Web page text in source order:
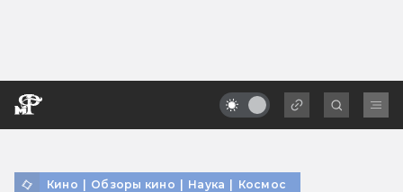
Кино | Обзоры кино | Наука | Космос